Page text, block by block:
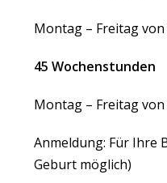
Montag – Freitag von
45 Wochenstunden
Montag – Freitag von
Anmeldung: Für Ihre
Geburt möglich)